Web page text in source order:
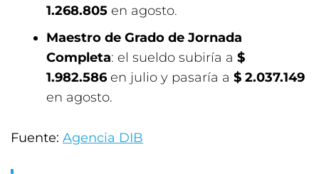
1.268.805 en agosto.
Maestro de Grado de Jornada
Completa: el sueldo subiría a $
1.982.586 en julio y pasaría a $ 2.037.149
en agosto.
Fuente: Agencia DIB